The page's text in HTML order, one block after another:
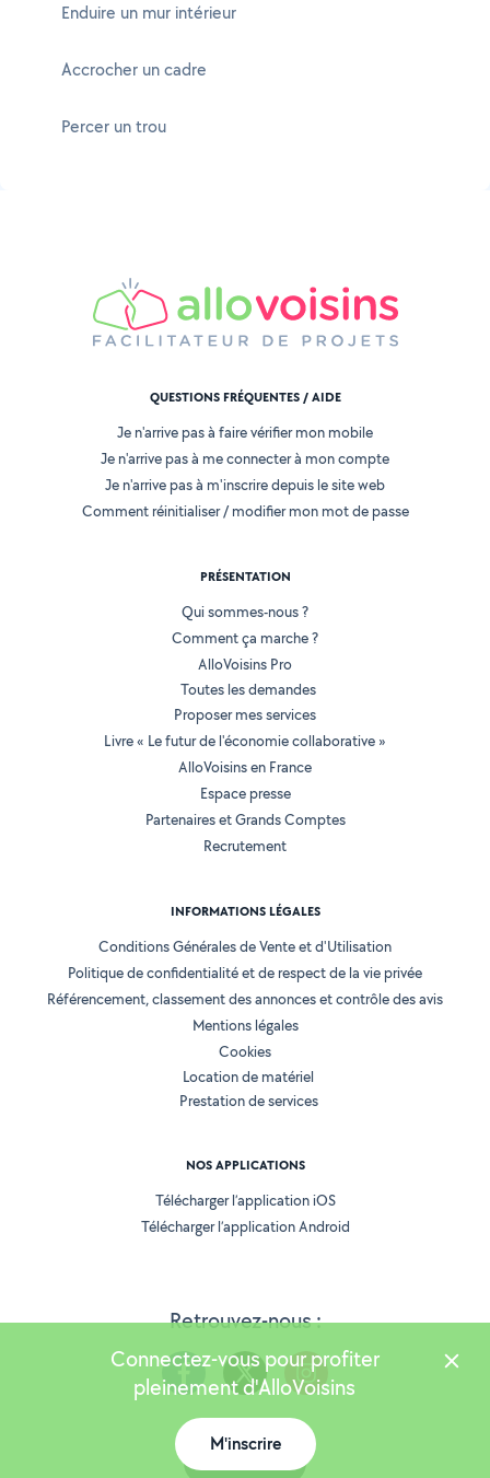
Enduire un mur intérieur
Accrocher un cadre
Percer un trou
Retrouvez-nous :
QUESTIONS FRÉQUENTES / AIDE
Je n'arrive pas à faire vérifier mon mobile
Je n'arrive pas à me connecter à mon compte
Je n'arrive pas à m'inscrire depuis le site web
Comment réinitialiser / modifier mon mot de passe
PRÉSENTATION
Qui sommes-nous ?
Comment ça marche ?
AlloVoisins Pro
Toutes les demandes
Proposer mes services
Livre « Le futur de l'économie collaborative »
AlloVoisins en France
Espace presse
Partenaires et Grands Comptes
Recrutement
INFORMATIONS LÉGALES
Conditions Générales de Vente et d'Utilisation
Politique de confidentialité et de respect de la vie privée
Référencement, classement des annonces et contrôle des avis
Mentions légales
Cookies
Location de matériel
Prestation de services
NOS APPLICATIONS
Télécharger l’application iOS
Télécharger l’application Android
Version 25.5.3
Connectez-vous pour profiter
pleinement d'AlloVoisins
M'inscrire